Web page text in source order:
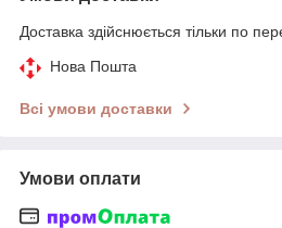
Доставка здійснюється тільки по
Нова Пошта
Всі умови доставки
Умови оплати